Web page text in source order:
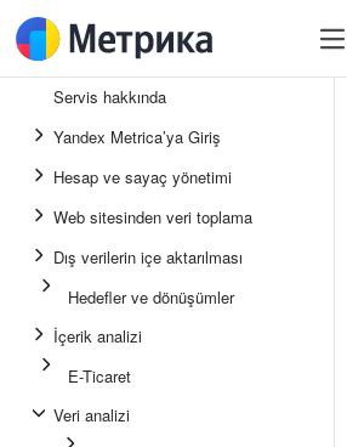
Servis hakkında
Yandex Metrica’ya Giriş
Hesap ve sayaç yönetimi
Web sitesinden veri toplama
Dış verilerin içe aktarılması
Hedefler ve dönüşümler
İçerik analizi
E-Ticaret
Veri analizi